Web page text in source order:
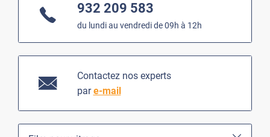
932 209 583
du lundi au vendredi de 09h à 12h
Contactez nos experts
pare-mail